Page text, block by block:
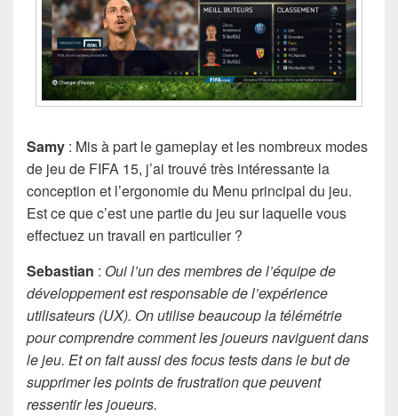
Samy : Mis à part le gameplay et les nombreux modes
de jeu de FIFA 15, j’ai trouvé très intéressante la
conception et l’ergonomie du Menu principal du jeu.
Est ce que c’est une partie du jeu sur laquelle vous
effectuez un travail en particulier ?
Sebastian : Oui l’un des membres de l’équipe de
développement est responsable de l’expérience
utilisateurs (UX). On utilise beaucoup la télémétrie
pour comprendre comment les joueurs naviguent dans
le jeu. Et on fait aussi des focus tests dans le but de
supprimer les points de frustration que peuvent
ressentir les joueurs.